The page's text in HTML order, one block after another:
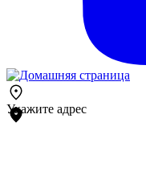
Укажите адрес